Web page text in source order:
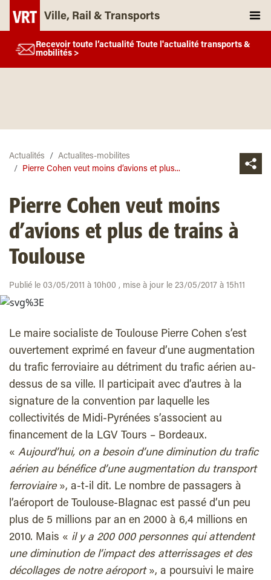
Ville, Rail & Transports
Recevoir toute l’actualité Toute l'actualité transports &
mobilités >
Actualités
Actualites-mobilites
Pierre Cohen veut moins d’avions et plus...
Pierre Cohen veut moins
d’avions et plus de trains à
Toulouse
Publié le 03/05/2011 à 10h00 , mise à jour le 23/05/2017 à 15h11
Le maire socialiste de Toulouse Pierre Cohen s’est
ouvertement exprimé en faveur d’une augmentation
du trafic ferroviaire au détriment du trafic aérien au-
dessus de sa ville. Il participait avec d’autres à la
signature de la convention par laquelle les
collectivités de Midi-Pyrénées s’associent au
financement de la LGV Tours – Bordeaux.
« Aujourd’hui, on a besoin d’une diminution du trafic
aérien au bénéfice d’une augmentation du transport
ferroviaire », a-t-il dit. Le nombre de passagers à
l’aéroport de Toulouse-Blagnac est passé d’un peu
plus de 5 millions par an en 2000 à 6,4 millions en
2010. Mais « il y a 200 000 personnes qui attendent
une diminution de l’impact des atterrissages et des
décollages de notre aéroport», a poursuivi le maire